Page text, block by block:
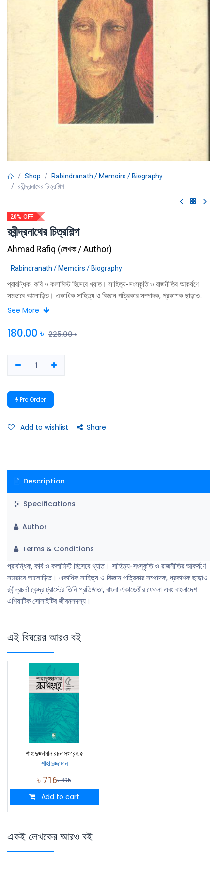
Shop
Rabindranath / Memoirs / Biography
রবীন্দ্রনাথের চিত্রশিল্প
20% OFF
রবীন্দ্রনাথের চিত্রশিল্প
Ahmad Rafiq (লেখক / Author)
Rabindranath / Memoirs / Biography
প্রাবন্ধিক, কবি ও কলামিস্ট হিসেবে খ্যাত। সাহিত্য-সংস্কৃতি ও রাজনীতির আকর্ষণে
সমভাবে আলোড়িত। একাধিক সাহিত্য ও বিজ্ঞান পত্রিকার সম্পাদক, প্রকাশক ছাড়াও
রবীন্দ্রচর্চা কেন্দ্র ট্রাস্টের তিনি প্রতিষ্ঠাতা, বাংলা একাডেমীর ফেলো এবং বাংলাদেশ
See More
180.00 ৳ 225.00৳
Pre Order
Add to wishlist Share
Description
Specifications
Author
Terms & Conditions
প্রাবন্ধিক, কবি ও কলামিস্ট হিসেবে খ্যাত। সাহিত্য-সংস্কৃতি ও রাজনীতির আকর্ষণে
সমভাবে আলোড়িত। একাধিক সাহিত্য ও বিজ্ঞান পত্রিকার সম্পাদক, প্রকাশক ছাড়াও
রবীন্দ্রচর্চা কেন্দ্র ট্রাস্টের তিনি প্রতিষ্ঠাতা, বাংলা একাডেমীর ফেলো এবং বাংলাদেশ
এশিয়াটিক সোসাইটির জীবনসদস্য।
এই বিষয়ের আরও বই
শাহাদুজ্জামান রচনাসংগ্রহ ৫
শাহাদুজ্জামান
৳ 716৳895
Add to cart
একই লেখকের আরও বই